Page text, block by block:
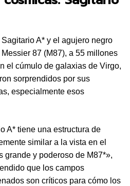
A* y el agujero negro
87 (M87), a 55 millones
el cúmulo de galaxias de Virgo,
sorprendidos por sus
especialmente esos
A* tiene una estructura de
similar a la vista en el
grande y poderoso de M87*»,
que los campos
son críticos para cómo los